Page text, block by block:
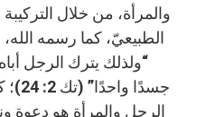
والمرأة، من خلال
الطبيعيّ، كما رسمه
“ولذلك يترك الرجل
جسدًا
الرجل والمرأة هو دعوة